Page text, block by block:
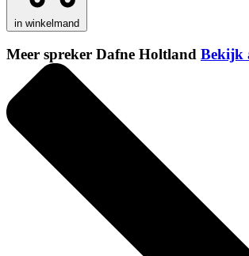
in winkelmand
Meer spreker Dafne Holtland Bekijk